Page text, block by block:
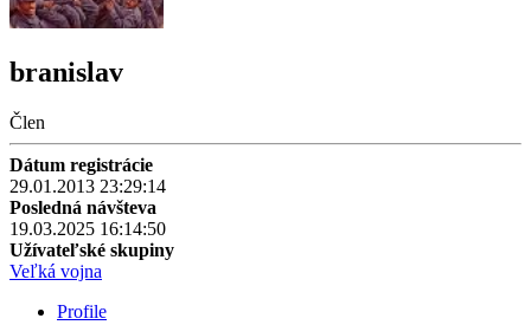
branislav
Člen
Dátum registrácie
29.01.2013 23:29:14
Posledná návšteva
19.03.2025 16:14:50
Užívateľské skupiny
Veľká vojna
Profile